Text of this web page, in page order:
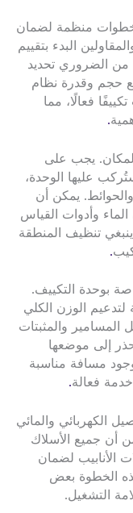
خطوات منظمة لضمان
البدء بتقييم
من الضروري تحديد
حجم وقدرة نظام
فعالًا، مما
.
المكان. يجب على
عليها الوحدة،
يمكن أن
وأدوات القياس
تنظيف المنطقة
.
بوحدة التكييف.
الوزن الكلي
المسامير والمثبتات
إلى موضعها
مسافة مناسبة
فعالة.
الكهربائي والمائي
أن جميع الأسلاك
الأنابيب لضمان
الخطوة بعض
التشغيل.